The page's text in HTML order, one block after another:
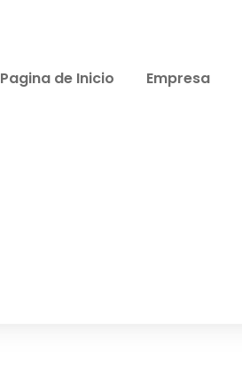
Pagina de Inicio Empresa